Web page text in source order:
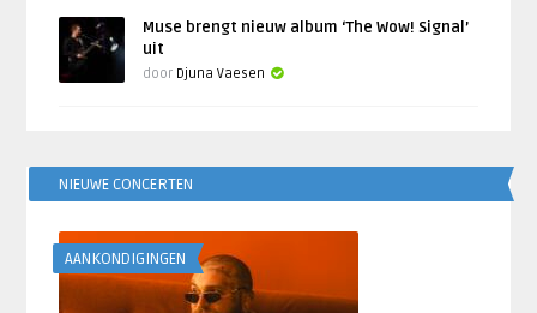
Muse brengt nieuw album ‘The Wow! Signal’
uit
door Djuna Vaesen
NIEUWE CONCERTEN
AANKONDIGINGEN